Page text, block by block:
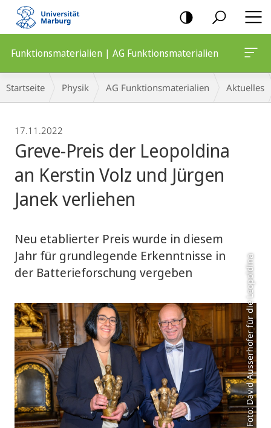
Mobile-
Navigation
Funktionsmaterialien | AG Funktionsmaterialien
Breadcrumb-
Navigation
Startseite Physik AG Funktionsmaterialien Aktuelles
17.11.2022
Greve-Preis der Leopoldina
an Kerstin Volz und Jürgen
Janek verliehen
Neu etablierter Preis wurde in diesem
Jahr für grundlegende Erkenntnisse in
der Batterieforschung vergeben
Foto: David Ausserhofer für die Leopoldina